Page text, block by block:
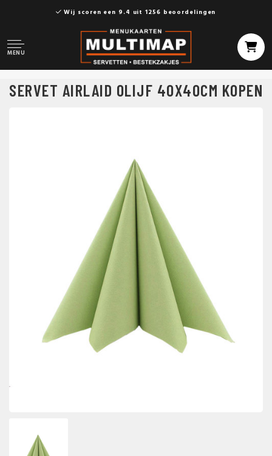
Wij scoren een 9.4 uit 1256 beoordelingen
MENU
SERVET AIRLAID OLIJF 40X40CM KOPEN